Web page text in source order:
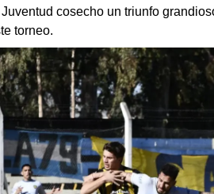
cosecho un triunfo
torneo.